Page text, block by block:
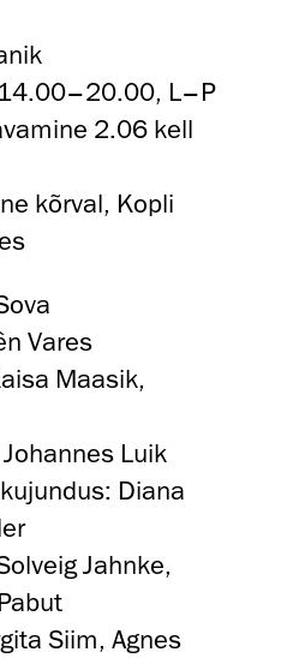
L–P
2.06 kell
kõrval, Kopli
Vares
Maasik,
Luik
Diana
Jahnke,
Siim, Agnes